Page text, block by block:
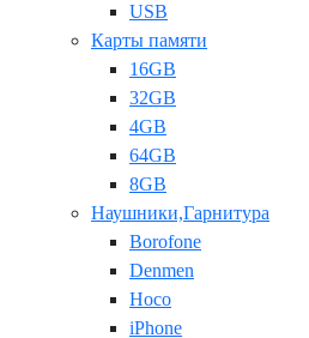
USB
Карты памяти
16GB
32GB
4GB
64GB
8GB
Наушники,Гарнитура
Borofone
Denmen
Hoco
iPhone